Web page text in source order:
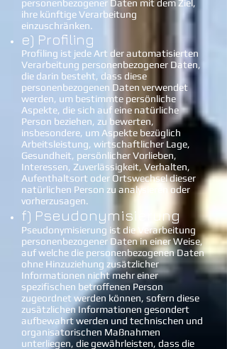
personenbezogener Daten mit dem Ziel,
ihre künftige Verarbeitung
einzuschränken.
e) Profiling
Profiling ist jede Art der automatisierten
Verarbeitung personenbezogener Daten,
die darin besteht, dass diese
personenbezogenen Daten verwendet
werden, um bestimmte persönliche
Aspekte, die sich auf eine natürliche
Person beziehen, zu bewerten,
insbesondere, um Aspekte bezüglich
Arbeitsleistung, wirtschaftlicher Lage,
Gesundheit, persönlicher Vorlieben,
Interessen, Zuverlässigkeit, Verhalten,
Aufenthaltsort oder Ortswechsel dieser
natürlichen Person zu analysieren oder
vorherzusagen.
f) Pseudonymisierung
Pseudonymisierung ist die Verarbeitung
personenbezogener Daten in einer Weise,
auf welche die personenbezogenen Daten
ohne Hinzuziehung zusätzlicher
Informationen nicht mehr einer
spezifischen betroffenen Person
zugeordnet werden können, sofern diese
zusätzlichen Informationen gesondert
aufbewahrt werden und technischen und
organisatorischen Maßnahmen
unterliegen, die gewährleisten, dass die